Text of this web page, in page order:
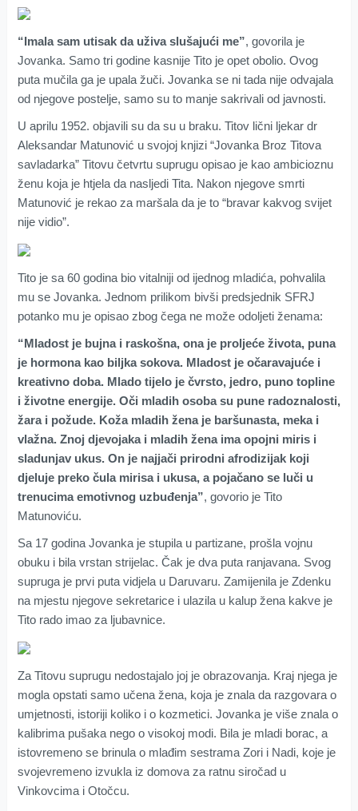
“Imala sam utisak da uživa slušajući me”, govorila je
Jovanka. Samo tri godine kasnije Tito je opet obolio. Ovog
puta mučila ga je upala žuči. Jovanka se ni tada nije odvajala
od njegove postelje, samo su to manje sakrivali od javnosti.
U aprilu 1952. objavili su da su u braku. Titov lični ljekar dr
Aleksandar Matunović u svojoj knjizi “Jovanka Broz Titova
savladarka” Titovu četvrtu suprugu opisao je kao ambicioznu
ženu koja je htjela da nasljedi Tita. Nakon njegove smrti
Matunović je rekao za maršala da je to “bravar kakvog svijet
nije vidio”.
Tito je sa 60 godina bio vitalniji od ijednog mladića, pohvalila
mu se Jovanka. Jednom prilikom bivši predsjednik SFRJ
potanko mu je opisao zbog čega ne može odoljeti ženama:
“Mladost je bujna i raskošna, ona je proljeće života, puna
je hormona kao biljka sokova. Mladost je očaravajuće i
kreativno doba. Mlado tijelo je čvrsto, jedro, puno topline
i životne energije. Oči mladih osoba su pune radoznalosti,
žara i požude. Koža mladih žena je baršunasta, meka i
vlažna. Znoj djevojaka i mladih žena ima opojni miris i
sladunjav ukus. On je najjači prirodni afrodizijak koji
djeluje preko čula mirisa i ukusa, a pojačano se luči u
trenucima emotivnog uzbuđenja”, govorio je Tito
Matunoviću.
Sa 17 godina Jovanka je stupila u partizane, prošla vojnu
obuku i bila vrstan strijelac. Čak je dva puta ranjavana. Svog
supruga je prvi puta vidjela u Daruvaru. Zamijenila je Zdenku
na mjestu njegove sekretarice i ulazila u kalup žena kakve je
Tito rado imao za ljubavnice.
Za Titovu suprugu nedostajalo joj je obrazovanja. Kraj njega je
mogla opstati samo učena žena, koja je znala da razgovara o
umjetnosti, istoriji koliko i o kozmetici. Jovanka je više znala o
kalibrima pušaka nego o visokoj modi. Bila je mladi borac, a
istovremeno se brinula o mlađim sestrama Zori i Nadi, koje je
svojevremeno izvukla iz domova za ratnu siročad u
Vinkovcima i Otočcu.